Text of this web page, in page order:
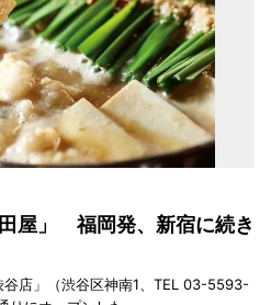
屋」 福岡発、新宿に続き
谷店」（渋谷区神南1、TEL 03-5593-